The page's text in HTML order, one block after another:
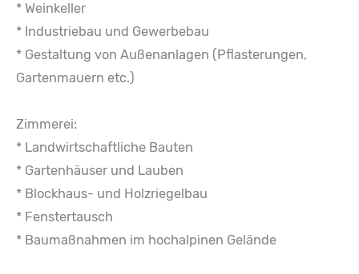
* Weinkeller
* Industriebau und Gewerbebau
* Gestaltung von Außenanlagen (Pflasterungen,
Gartenmauern etc.)
Zimmerei:
* Landwirtschaftliche Bauten
* Gartenhäuser und Lauben
* Blockhaus- und Holzriegelbau
* Fenstertausch
* Baumaßnahmen im hochalpinen Gelände